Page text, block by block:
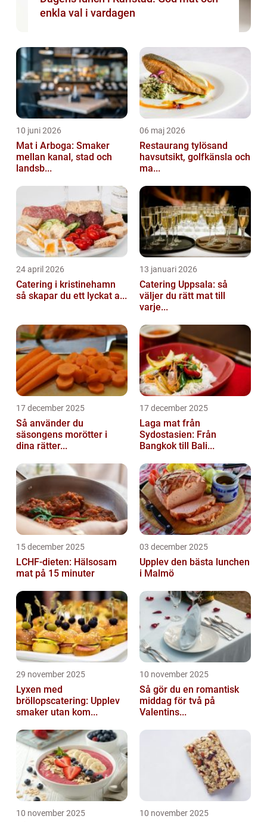
enkla val i vardagen
10 juni 2026
Mat i Arboga: Smaker
mellan kanal, stad och
landsb...
06 maj 2026
Restaurang tylösand
havsutsikt, golfkänsla och
ma...
24 april 2026
Catering i kristinehamn
så skapar du ett lyckat a...
13 januari 2026
Catering Uppsala: så
väljer du rätt mat till
varje...
17 december 2025
Så använder du
säsongens morötter i
dina rätter...
17 december 2025
Laga mat från
Sydostasien: Från
Bangkok till Bali...
15 december 2025
LCHF-dieten: Hälsosam
mat på 15 minuter
03 december 2025
Upplev den bästa lunchen
i Malmö
29 november 2025
Lyxen med
bröllopscatering: Upplev
smaker utan kom...
10 november 2025
Så gör du en romantisk
middag för två på
Valentins...
10 november 2025 10 november 2025